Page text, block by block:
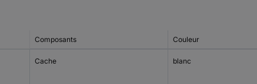
Composants Couleur
Cache blanc